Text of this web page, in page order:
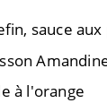
sauce
à l'orange